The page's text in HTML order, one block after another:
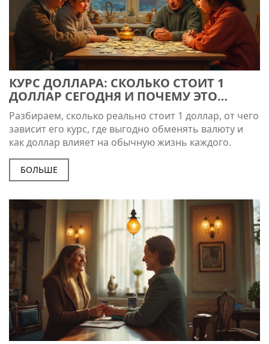
КУРС ДОЛЛАРА: СКОЛЬКО СТОИТ 1
ДОЛЛАР СЕГОДНЯ И ПОЧЕМУ ЭТО
ВАЖНО КАЖДОМУ
Разбираем, сколько реально стоит 1 доллар, от чего
зависит его курс, где выгодно обменять валюту и
как доллар влияет на обычную жизнь каждого.
БОЛЬШЕ